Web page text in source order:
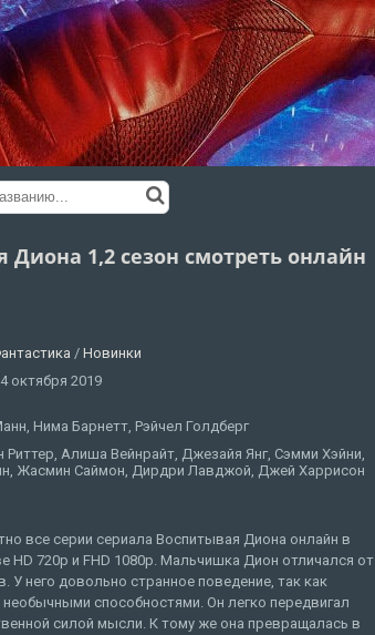
Диона 1,2 сезон смотреть онлайн
/ Новинки
4 октября 2019
Нима Барнетт, Рэйчел Голдберг
Риттер, Алиша Вейнрайт, Джезайя Янг, Сэмми Хэйни,
Жасмин Саймон, Дирдри Лавджой, Джей Харрисон
все серии сериала Воспитывая Диона онлайн в
HD 720p и FHD 1080p. Мальчишка Дион отличался от
У него довольно странное поведение, так как
способностями. Он легко передвигал
силой мысли. К тому же она превращалась в